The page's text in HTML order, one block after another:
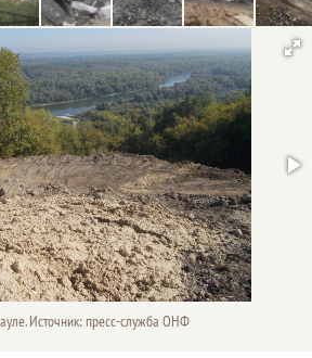
Источник: пресс-служба ОНФ